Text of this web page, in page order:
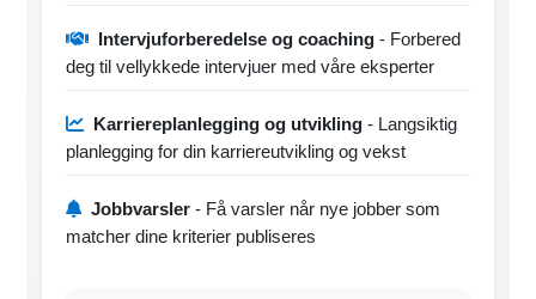
Intervjuforberedelse og coaching - Forbered
deg til vellykkede intervjuer med våre eksperter
Karriereplanlegging og utvikling - Langsiktig
planlegging for din karriereutvikling og vekst
Jobbvarsler - Få varsler når nye jobber som
matcher dine kriterier publiseres